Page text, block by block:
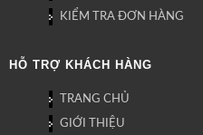
KIỂM TRA ĐƠN HÀNG
HỖ TRỢ KHÁCH HÀNG
TRANG CHỦ
GIỚI THIỆU